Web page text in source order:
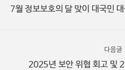
다음글
2025년 보안 위협 회고 및